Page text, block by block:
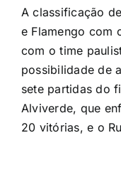
A classificação
e Flamengo com
com o time
possibilidade de
sete partidas do
Alviverde, que
20 vitórias, e o